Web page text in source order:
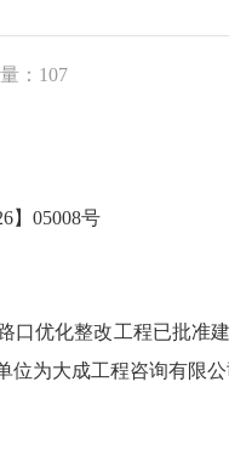
： 107
】 05008号
优化整改工程已批准建
位为大成工程咨询有限